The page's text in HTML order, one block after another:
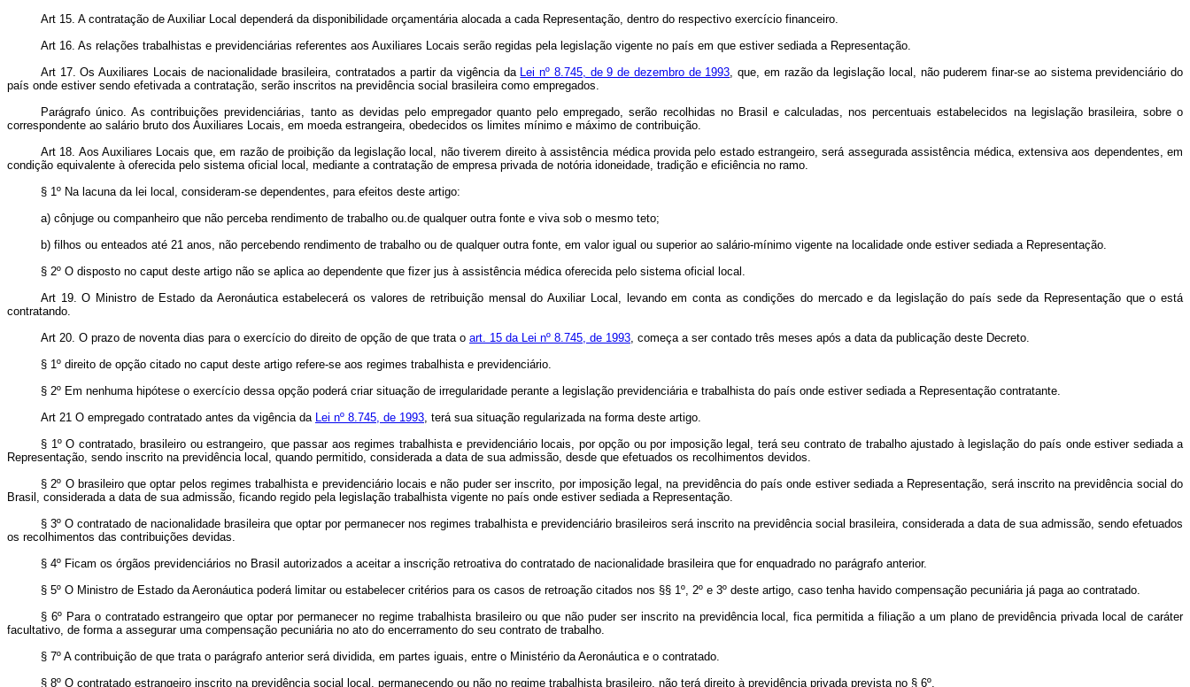
Art 15. A contratação de Auxiliar Local dependerá da disponibilidade orçamentária alocada a cada Representação, dentro do respectivo exercício financeiro.
Art 16. As relações trabalhistas e previdenciárias referentes aos Auxiliares Locais serão regidas pela legislação vigente no país em que estiver sediada a Representação.
Art 17. Os Auxiliares Locais de nacionalidade brasileira, contratados a partir da vigência da Lei nº 8.745, de 9 de dezembro de 1993, que, em razão da legislação local, não puderem finar-se ao sistema previdenciário do
país onde estiver sendo efetivada a contratação, serão inscritos na previdência social brasileira como empregados.
Parágrafo único. As contribuições previdenciárias, tanto as devidas pelo empregador quanto pelo empregado, serão recolhidas no Brasil e calculadas, nos percentuais estabelecidos na legislação brasileira, sobre o
correspondente ao salário bruto dos Auxiliares Locais, em moeda estrangeira, obedecidos os limites mínimo e máximo de contribuição.
Art 18. Aos Auxiliares Locais que, em razão de proibição da legislação local, não tiverem direito à assistência médica provida pelo estado estrangeiro, será assegurada assistência médica, extensiva aos dependentes, em
condição equivalente à oferecida pelo sistema oficial local, mediante a contratação de empresa privada de notória idoneidade, tradição e eficiência no ramo.
§ 1º Na lacuna da lei local, consideram-se dependentes, para efeitos deste artigo:
a) cônjuge ou companheiro que não perceba rendimento de trabalho ou.de qualquer outra fonte e viva sob o mesmo teto;
b) filhos ou enteados até 21 anos, não percebendo rendimento de trabalho ou de qualquer outra fonte, em valor igual ou superior ao salário-mínimo vigente na localidade onde estiver sediada a Representação.
§ 2º O disposto no caput deste artigo não se aplica ao dependente que fizer jus à assistência médica oferecida pelo sistema oficial local.
Art 19. O Ministro de Estado da Aeronáutica estabelecerá os valores de retribuição mensal do Auxiliar Local, levando em conta as condições do mercado e da legislação do país sede da Representação que o está
contratando.
Art 20. O prazo de noventa dias para o exercício do direito de opção de que trata o art. 15 da Lei nº 8.745, de 1993, começa a ser contado três meses após a data da publicação deste Decreto.
§ 1º direito de opção citado no caput deste artigo refere-se aos regimes trabalhista e previdenciário.
§ 2º Em nenhuma hipótese o exercício dessa opção poderá criar situação de irregularidade perante a legislação previdenciária e trabalhista do país onde estiver sediada a Representação contratante.
Art 21 O empregado contratado antes da vigência da Lei nº 8.745, de 1993, terá sua situação regularizada na forma deste artigo.
§ 1º O contratado, brasileiro ou estrangeiro, que passar aos regimes trabalhista e previdenciário locais, por opção ou por imposição legal, terá seu contrato de trabalho ajustado à legislação do país onde estiver sediada a
Representação, sendo inscrito na previdência local, quando permitido, considerada a data de sua admissão, desde que efetuados os recolhimentos devidos.
§ 2º O brasileiro que optar pelos regimes trabalhista e previdenciário locais e não puder ser inscrito, por imposição legal, na previdência do país onde estiver sediada a Representação, será inscrito na previdência social do
Brasil, considerada a data de sua admissão, ficando regido pela legislação trabalhista vigente no país onde estiver sediada a Representação.
§ 3º O contratado de nacionalidade brasileira que optar por permanecer nos regimes trabalhista e previdenciário brasileiros será inscrito na previdência social brasileira, considerada a data de sua admissão, sendo efetuados
os recolhimentos das contribuições devidas.
§ 4º Ficam os órgãos previdenciários no Brasil autorizados a aceitar a inscrição retroativa do contratado de nacionalidade brasileira que for enquadrado no parágrafo anterior.
§ 5º O Ministro de Estado da Aeronáutica poderá limitar ou estabelecer critérios para os casos de retroação citados nos §§ 1º, 2º e 3º deste artigo, caso tenha havido compensação pecuniária já paga ao contratado.
§ 6º Para o contratado estrangeiro que optar por permanecer no regime trabalhista brasileiro ou que não puder ser inscrito na previdência local, fica permitida a filiação a um plano de previdência privada local de caráter
facultativo, de forma a assegurar uma compensação pecuniária no ato do encerramento do seu contrato de trabalho.
§ 7º A contribuição de que trata o parágrafo anterior será dividida, em partes iguais, entre o Ministério da Aeronáutica e o contratado.
§ 8º O contratado estrangeiro inscrito na previdência social local, permanecendo ou não no regime trabalhista brasileiro, não terá direito à previdência privada prevista no § 6º.